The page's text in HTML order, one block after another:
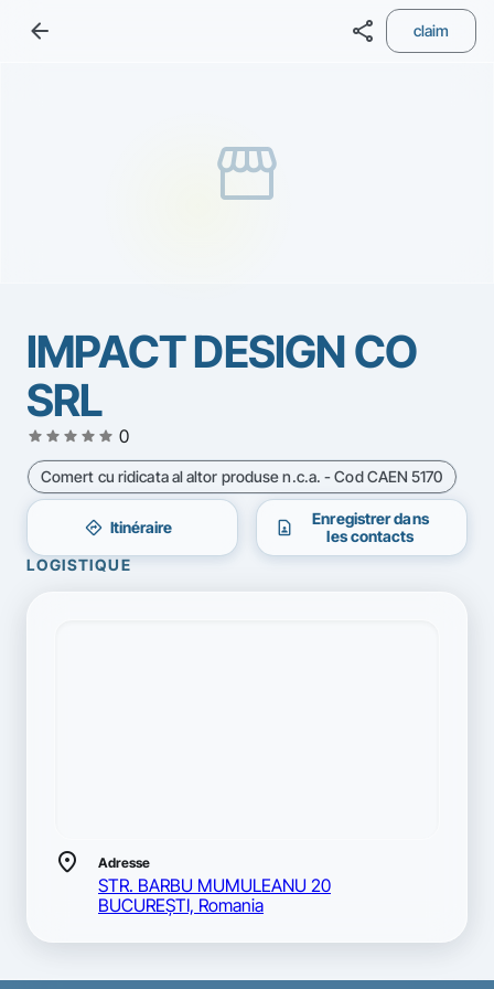
arrow_back share claim
storefront
IMPACT DESIGN CO
SRL
star star star star star 0
Comert cu ridicata al altor produse n.c.a. - Cod CAEN 5170
directions Itinéraire contact_page
Enregistrer dans
les contacts
LOGISTIQUE
location_on Adresse
STR. BARBU MUMULEANU 20
BUCUREŞTI, Romania